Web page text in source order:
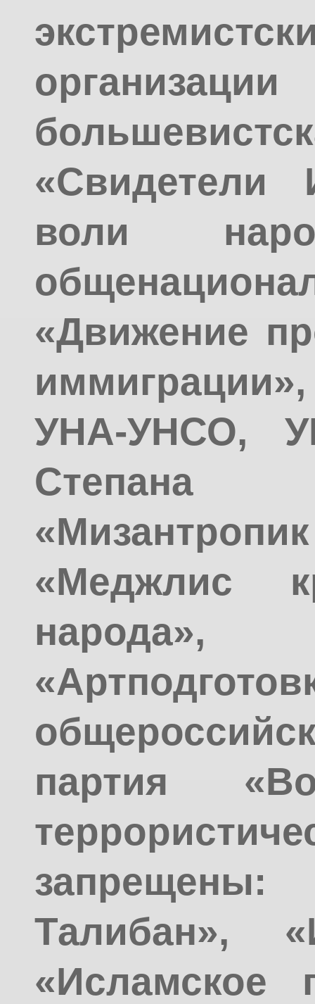
«Свидетели
воли
«Движение
УНА-УНСО,
«Меджлис
партия
Талибан»,
«Исламское